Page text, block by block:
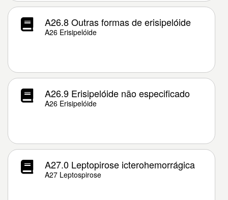
A26.8 Outras formas de erisipelóide
A26 Erisipelóide
A26.9 Erisipelóide não especificado
A26 Erisipelóide
A27.0 Leptopirose icterohemorrágica
A27 Leptospirose